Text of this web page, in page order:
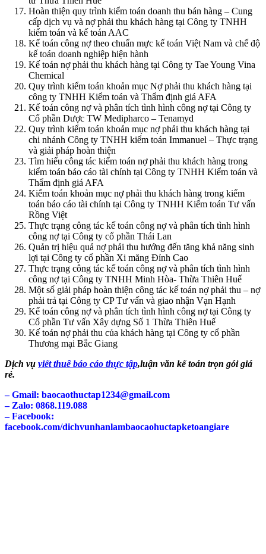
Hoàn thiện quy trình kiểm toán doanh thu bán hàng – Cung
cấp dịch vụ và nợ phải thu khách hàng tại Công ty TNHH
kiểm toán và kế toán AAC
Kế toán công nợ theo chuẩn mực kế toán Việt Nam và chế độ
kế toán doanh nghiệp hiện hành
Kế toán nợ phải thu khách hàng tại Công ty Tae Young Vina
Chemical
Quy trình kiểm toán khoản mục Nợ phải thu khách hàng tại
công ty TNHH Kiểm toán và Thẩm định giá AFA
Kế toán công nợ và phân tích tình hình công nợ tại Công ty
Cổ phần Dược TW Medipharco – Tenamyd
Quy trình kiểm toán khoản mục nợ phải thu khách hàng tại
chi nhánh Công ty TNHH kiểm toán Immanuel – Thực trạng
và giải pháp hoàn thiện
Tìm hiểu công tác kiểm toán nợ phải thu khách hàng trong
kiểm toán báo cáo tài chính tại Công ty TNHH Kiểm toán và
Thẩm định giá AFA
Kiểm toán khoản mục nợ phải thu khách hàng trong kiểm
toán báo cáo tài chính tại Công ty TNHH Kiểm toán Tư vấn
Rồng Việt
Thực trạng công tác kế toán công nợ và phân tích tình hình
công nợ tại Công ty cổ phần Thái Lan
Quản trị hiệu quả nợ phải thu hướng đến tăng khả năng sinh
lợi tại Công ty cổ phần Xi măng Đỉnh Cao
Thực trạng công tác kế toán công nợ và phân tích tình hình
công nợ tại Công ty TNHH Minh Hòa- Thừa Thiên Huế
Một số giải pháp hoàn thiện công tác kế toán nợ phải thu – nợ
phải trả tại Công ty CP Tư vấn và giao nhận Vạn Hạnh
Kế toán công nợ và phân tích tình hình công nợ tại Công ty
Cổ phần Tư vấn Xây dựng Số 1 Thừa Thiên Huế
Kế toán nợ phải thu của khách hàng tại Công ty cổ phần
Thương mại Bắc Giang
Dịch vụ viết thuê báo cáo thực tập,luận văn kế toán trọn gói giá
rẻ.
– Gmail: baocaothuctap1234@gmail.com
– Zalo: 0868.119.088
– Facebook:
facebook.com/dichvunhanlambaocaohuctapketoangiare